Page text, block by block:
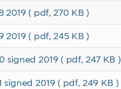
2019 ( pdf, 270 KB )
2019 ( pdf, 245 KB )
signed 2019 ( pdf, 247 KB )
signed 2019 ( pdf, 249 KB )